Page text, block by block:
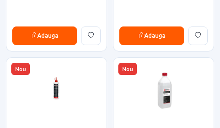
Adauga Adauga
Nou Nou